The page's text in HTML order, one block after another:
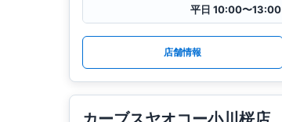
平日 10:00〜13:00
店舗情報